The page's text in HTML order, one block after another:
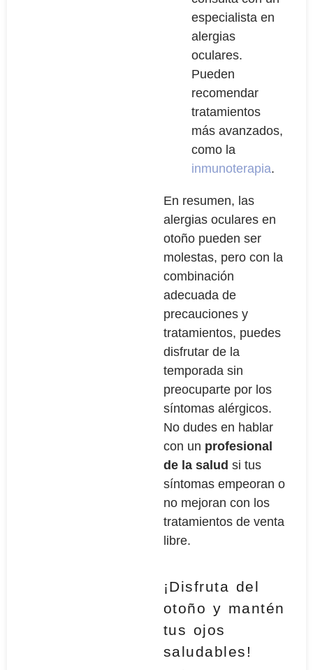
especialista en
alergias
oculares.
Pueden
recomendar
tratamientos
más avanzados,
como la
inmunoterapia.
En resumen, las
alergias oculares en
otoño pueden ser
molestas, pero con la
combinación
adecuada de
precauciones y
tratamientos, puedes
disfrutar de la
temporada sin
preocuparte por los
síntomas alérgicos.
No dudes en hablar
con un profesional
de la salud si tus
síntomas empeoran o
no mejoran con los
tratamientos de venta
libre.
¡Disfruta del
otoño y mantén
tus ojos
saludables!